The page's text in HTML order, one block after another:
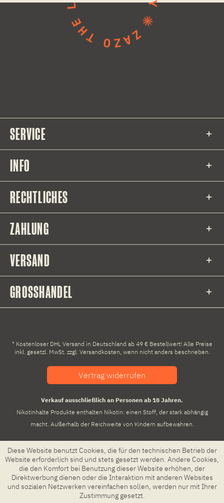
SERVICE
INFO
RECHTLICHES
ZAHLUNG
VERSAND
GROSSHANDEL
* Kostenloser DHL Versand in Deutschland ab 49 € Bestellwert! Alle Preise
inkl. gesetzl. MwSt. zzgl. Versandkosten , wenn nicht anders beschrieben.
Vertrag widerrufen
Verkauf ausschließlich an Personen ab 18 Jahren.
Nikotinhalte Produkte enthalten Nikotin: einen Stoff, der stark abhängig
macht. Außerhalb der Reichweite von Kindern aufbewahren.
Diese Website benutzt Cookies, die für den technischen Betrieb der
Website erforderlich sind und stets gesetzt werden. Andere Cookies,
die den Komfort bei Benutzung dieser Website erhöhen, der
Direktwerbung dienen oder die Interaktion mit anderen Websites
und sozialen Netzwerken vereinfachen sollen, werden nur mit Ihrer
Zustimmung gesetzt.